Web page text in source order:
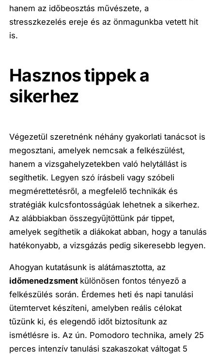
hanem az időbeosztás művészete, a
stresszkezelés ereje és az önmagunkba vetett hit
is.
Hasznos tippek a
sikerhez
Végezetül szeretnénk néhány gyakorlati tanácsot is
megosztani, amelyek nemcsak a felkészülést,
hanem a vizsgahelyzetekben való helytállást is
segíthetik. Legyen szó írásbeli vagy szóbeli
megmérettetésről, a megfelelő technikák és
stratégiák kulcsfontosságúak lehetnek a sikerhez.
Az alábbiakban összegyűjtöttünk pár tippet,
amelyek segíthetik a diákokat abban, hogy a tanulás
hatékonyabb, a vizsgázás pedig sikeresebb legyen.
Ahogyan kutatásunk is alátámasztotta, az
időmenedzsment különösen fontos tényező a
felkészülés során. Érdemes heti és napi tanulási
ütemtervet készíteni, amelyben reális célokat
tűzünk ki, és elegendő időt biztosítunk az
ismétlésre is. Az ún. Pomodoro technika, amely 25
perces intenzív tanulási szakaszokat váltogat 5